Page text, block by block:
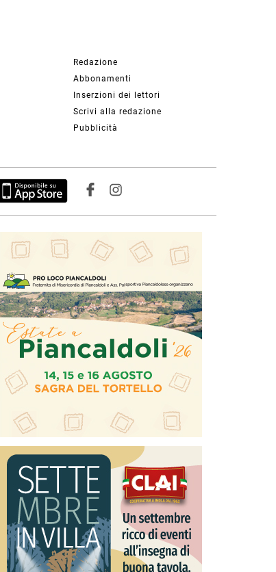
Redazione
Abbonamenti
Inserzioni dei lettori
Scrivi alla redazione
Pubblicità